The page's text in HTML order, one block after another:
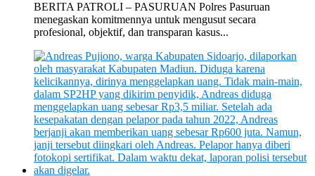
BERITA PATROLI – PASURUAN Polres Pasuruan
menegaskan komitmennya untuk mengusut secara
profesional, objektif, dan transparan kasus...